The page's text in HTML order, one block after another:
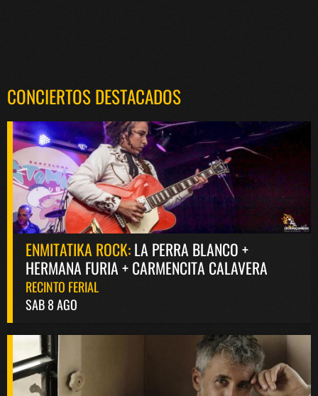
CONCIERTOS DESTACADOS
ENMITATIKA ROCK:LA PERRA BLANCO +
HERMANA FURIA + CARMENCITA CALAVERA
RECINTO FERIAL
SAB 8 AGO